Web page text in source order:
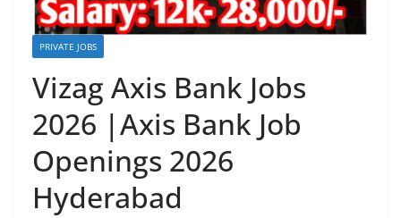
PRIVATE JOBS
Vizag Axis Bank Jobs
2026 |Axis Bank Job
Openings 2026
Hyderabad